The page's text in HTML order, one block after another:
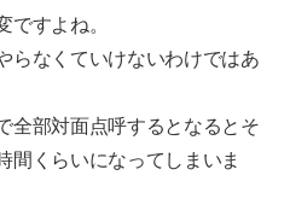
ですよね。
らなくていけないわけではあ
全部対面点呼するとなるとそ
間くらいになってしまいま